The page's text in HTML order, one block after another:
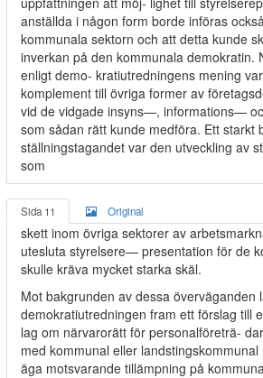
anställda i någon form borde införas
kommunala sektorn och att detta kunde
inverkan på den kommunala demokratin.
enligt demo- kratiutredningens mening
komplement till övriga former av
vid de vidgade insyns—, informations—
som sådan rätt kunde medföra. Ett starkt
ställningstagandet var den utveckling av
som
Sida 11 Original
skett inom övriga sektorer av
utesluta styrelsere— presentation för de
skulle kräva mycket starka skäl.
Mot bakgrunden av dessa överväganden
demokratiutredningen fram ett förslag till
lag om närvarorätt för personalföreträ-
med kommunal eller
äga motsvarande tillämpning på